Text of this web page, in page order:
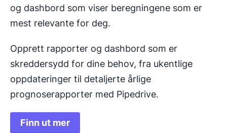
og dashbord som viser beregningene som er
mest relevante for deg.
Opprett rapporter og dashbord som er
skreddersydd for dine behov, fra ukentlige
oppdateringer til detaljerte årlige
prognoserapporter med Pipedrive.
Finn ut mer